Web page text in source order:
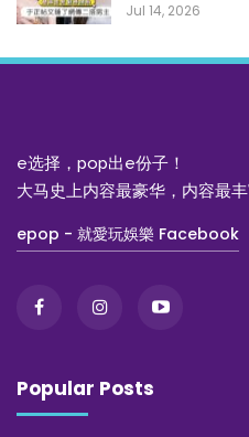
Jul 14, 2026
e选择，pop出e份子！
大马史上内容最豪华，内容最
epop - 就愛玩娛樂 Facebook
Popular Posts